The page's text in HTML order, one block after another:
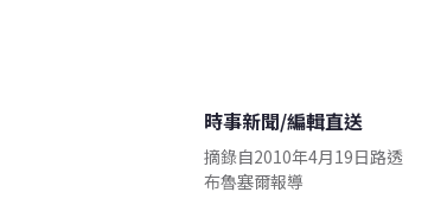
時事新聞/編輯直送
摘錄自2010年4月19日路透
布魯塞爾報導